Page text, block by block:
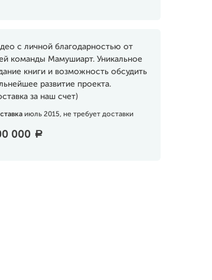
с личной благодарностью от
команды Мамушиарт. Уникальное
книги и возможность обсудить
развитие проекта.
за наш счет)
июль 2015, не требует доставки
000 a